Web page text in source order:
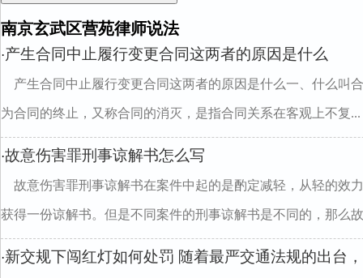
南京玄武区营苑律师说法
·产生合同中止履行变更合同这两者的原因是什么
产生合同中止履行变更合同这两者的原因是什么一、什么叫
为合同的终止，又称合同的消灭，是指合同关系在客观上不复...
·故意伤害罪刑事谅解书怎么写
故意伤害罪刑事谅解书在案件中起的是酌定减轻，从轻的效
获得一份谅解书。但是不同案件的刑事谅解书是不同的，那么
·新交规下闯红灯如何处罚 随着最严交通法规的出台